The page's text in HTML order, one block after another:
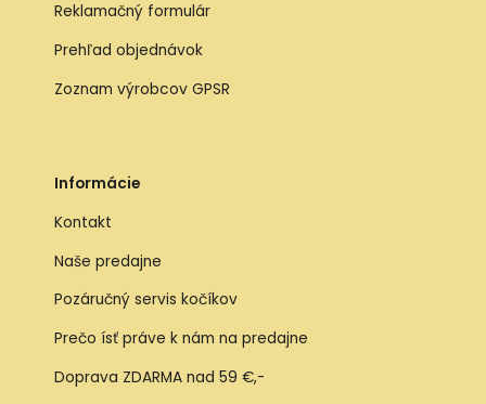
Reklamačný formulár
Prehľad objednávok
Zoznam výrobcov GPSR
Informácie
Kontakt
Naše predajne
Pozáručný servis kočíkov
Prečo ísť práve k nám na predajne
Doprava ZDARMA nad 59 €,-